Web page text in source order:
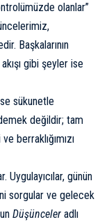
olanlar”
Başkalarının
gibi şeyler ise
sükunetle
değildir; tam
berraklığımızı
Uygulayıcılar, günün
sorgular ve gelecek
Düşünceler adlı